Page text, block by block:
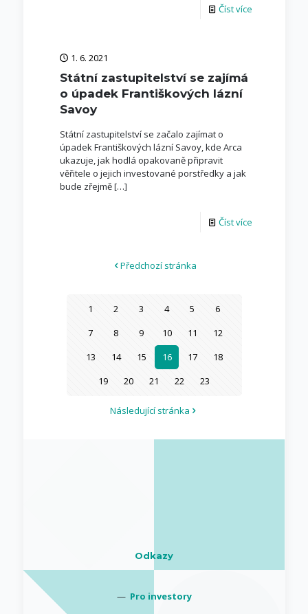
Číst více
1. 6. 2021
Státní zastupitelství se zajímá
o úpadek Františkových lázní
Savoy
Státní zastupitelství se začalo zajímat o
úpadek Františkových lázní Savoy, kde Arca
ukazuje, jak hodlá opakovaně připravit
věřitele o jejich investované porstředky a jak
bude zřejmě[…]
Číst více
Předchozí stránka
1 2 3 4 5
6
7
8 9 10 11
12
13
14 15 16 17
18
19
20 21 22 23
Následující stránka
Odkazy
— Pro investory